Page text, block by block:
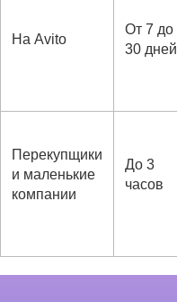
На Avito
От 7 до
30 дней
Перекупщики
и маленькие
компании
До 3
часов